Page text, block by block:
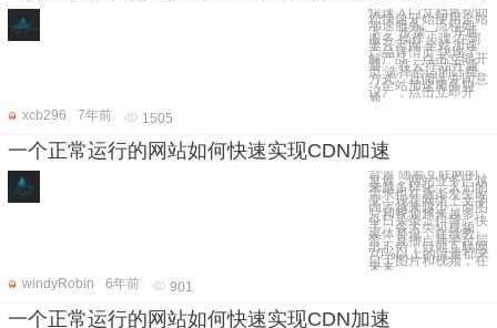
快速入门文档将帮助
您快速开始使用全站
加速服务。流程如
下： 步骤一：开通
服务 操作步骤 在阿
里云官网 全站加速
产品详情页 快速了
解产品，点击立即开
通。 在云产品开通
页 选择合适的计费
方式，且阅读并同意
《全站加速服务协
议》，点击立即开
通。
xcb296
7年前 1505
一个正常运行的网站如何快速实现CDN加速
背景 随着互联网的
发展，网站业务已越
来越多样化，人们的
需求也在逐渐发生改
变，现在网络上文字
内容越来越少，而图
片和视频越来越多，
今日头条、抖音、快
手、各大类短视频、
媒体资讯、在线教
育、直播点播平台层
出不穷；目前互联网
70%以上的流量都来
自于图片和视频，在
未来，
windyRobin
6年前 901
一个正常运行的网站如何快速实现CDN加速